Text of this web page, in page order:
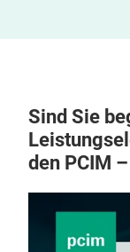
Sind Sie
den PCIM